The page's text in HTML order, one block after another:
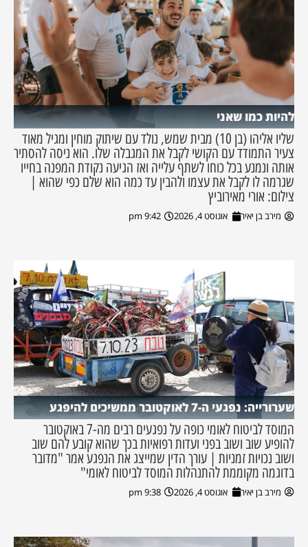
להיות כמו שאני
שליו אליהו (בן 10) מבית שמש, נולד עם שיתוק מוחין ומגיל מאוד
צעיר התמודד עם הקושי לקבל את המגבלה שלו. הוא ניסה להסתיר
אותה ונמנע בכל כוחו לשתף עלייה ואז הגיעה נקודת המפנה בחייו
שגרמה לו לקבל את עצמו ולהבין עד כמה הוא שלם כפי שהוא |
צילום: אורי מאירוביץ
מירב בן יאיר אוגוסט 4, 2026 9:42 pm
שערורייה: נפגעי ה-7 לאוקטובר ממשיכים להיפגע
המוסד לביטוח לאומי כופה על נפגעים רבים מה-7 באוקטובר
להופיע שוב ושוב בפני ועדות רפואיות בכך שהוא קובע להם שוב
ושוב נכויות זמניות | עורך הדין שמייצג את הנפגע אמר "מדובר
בדוגמה מקוממת להתנהלות המוסד לביטוח לאומי"
מירב בן יאיר אוגוסט 4, 2026 9:38 pm